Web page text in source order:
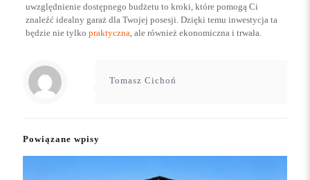
uwzględnienie dostępnego budżetu to kroki, które pomogą Ci
znaleźć idealny garaż dla Twojej posesji. Dzięki temu inwestycja ta
będzie nie tylko praktyczna , ale również ekonomiczna i trwała.
Tomasz Cichoń
Powiązane wpisy